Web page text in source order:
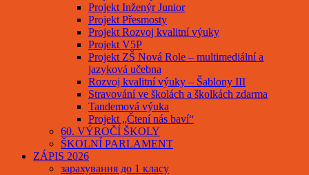
Projekt Inženýr Junior
Projekt Přesmosty
Projekt Rozvoj kvalitní výuky
Projekt V5P
Projekt ZŠ Nová Role – multimediální a
jazyková učebna
Rozvoj kvalitní výuky – Šablony III
Stravování ve školách a školkách zdarma
Tandemová výuka
Projekt „Čtení nás baví“
60. VÝROČÍ ŠKOLY
ŠKOLNÍ PARLAMENT
ZÁPIS 2026
зарахування до 1 класу